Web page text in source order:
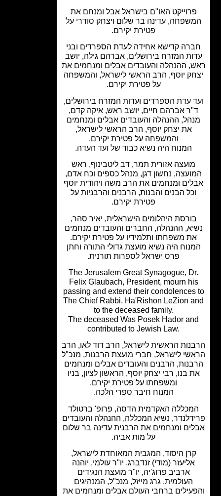
האו"ם בישראל אבל ומנחם את
עדינה בר שלום ויצחק סודרי על
פטירת יקירם.
קדישא אחידה לעדת הספרדים ובני
המזרח בירושלים, אברהם גילה, יושב
ההנהלה והעובדים אבלים ומנחמים את
יוסף, הרב הראשי לישראל, והמשפחה
על פטירת יקירם.
עדת הספרדים ועדות המזרח בירושלים,
אברהם חיים, יושב ראש, איקה קדם,
ההנהלה והעובדים אבלים ומנחמים
את יצחק יוסף, הרב הראשי לישראל,
והמשפחה על פטירת יקירם.
המנוח היה נשיא כבוד של ועד העדה.
מועצה אזורית תמר, דב ליטבינוף, ראש
נחשון דגן, מנהל כספים וכח אדם,
ומנחמים את הרב משה ויהודית יוסף
הבנים והבנות, הרבנים והרבניות על
פטירת יקירם.
היהלומים הישראלית, יאיר סהר,
ההנהלה, החברים והעובדים מנחמים
משפחתו ותלמידיו על פטירת יקירם.
היה נשיא מועצת גדולי התורה וחתן
פרס ישראל לספרות תורנית.
The Jerusalem Great Synagogue,
Felix Glaubach, President, mourn
passing and extend their
The Chief Rabbi, Ha'Rishon LeZion
to the deceased family.
The deceased Was Posek Hador
contributed to Jewish Law.
הראשית לישראל, הרב דוד לאו, הרב
לישראל, חברי מועצת הרבנות, מנכ"ל
הרבנים והעובדים אבלים ומנחמים
בנו, רבי יצחק יוסף, הראשון לציון, בניו
ומשפחתו על פטירת יקירם.
המנוח חיבר ספרי הלכה.
האקדמית הדסה, פרופ' ברטולד
נשיא המכללה, ההנהלה והעובדים
ומנחמים את הרבנית עדינה בר שלום
על מות אביה.
היסוד, המגבית המאוחדת לישראל,
אליעזר (מודי) זנדברג, יו"ר עולמי, יוהנה
ארביב פרוג'יה, יו"ר מועצת הנגידים
העולמית, גרג מייזל, מנכ"ל, המנהיגים
ברחבי העולם אבלים ומנחמים את